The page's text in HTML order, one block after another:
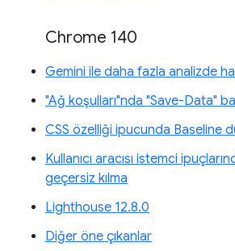
Chrome 140
Gemini ile daha fazla analizde
"Ağ koşulları"nda "Save-Data"
CSS özelliği ipucunda Baseline
Kullanıcı aracısı istemci
geçersiz kılma
Lighthouse 12.8.0
Diğer öne çıkanlar